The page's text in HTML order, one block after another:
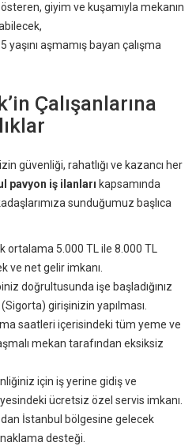
giyim ve kuşamıyla mekanın
yaşını aşmamış bayan çalışma
Çalışanlarına
güvenliği, rahatlığı ve kazancı her
pavyon iş ilanları kapsamında
sunduğumuz başlıca
ortalama 5.000 TL ile 8.000 TL
ve net gelir imkanı.
doğrultusunda işe başladığınız
girişinizin yapılması.
saatleri içerisindeki tüm yeme ve
mekan tarafından eksiksiz
için iş yerine gidiş ve
ücretsiz özel servis imkanı.
İstanbul bölgesine gelecek
desteği.